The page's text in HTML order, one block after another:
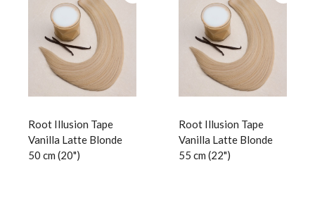
Root Illusion Tape
Vanilla Latte Blonde
50 cm (20")
Root Illusion Tape
Vanilla Latte Blonde
55 cm (22")